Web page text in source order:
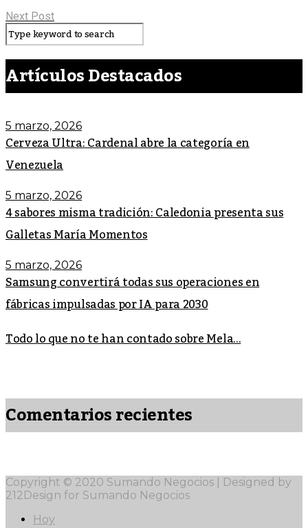
Next Post
Artículos Destacados
5 marzo, 2026
Cerveza Ultra: Cardenal abre la categoría en
Venezuela
5 marzo, 2026
4 sabores misma tradición: Caledonia presenta sus
Galletas María Momentos
5 marzo, 2026
Samsung convertirá todas sus operaciones en
fábricas impulsadas por IA para 2030
Todo lo que no te han contado sobre Mela...
Comentarios recientes
Copyright © 2020 Sumando Negocios | Designed by
212Design for Sumando Negocios
Hoy